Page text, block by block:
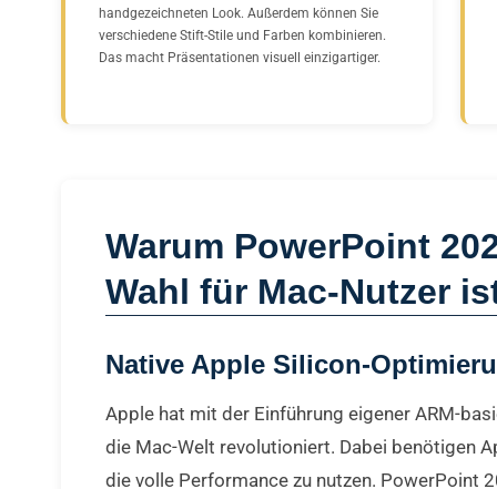
handgezeichneten Look. Außerdem können Sie
verschiedene Stift-Stile und Farben kombinieren.
Das macht Präsentationen visuell einzigartiger.
Warum PowerPoint
Wahl für Mac-Nutzer
Native Apple Silicon-
Apple hat mit der Einführung eigener ARM-
die Mac-Welt revolutioniert. Dabei benötigen
die volle Performance zu nutzen. PowerPoint